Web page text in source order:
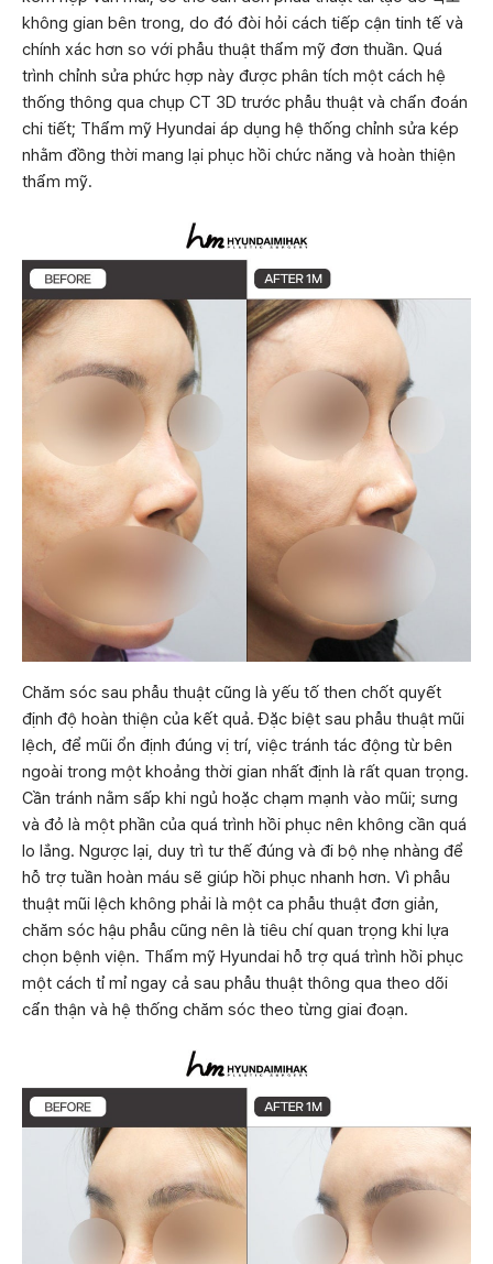
không gian bên trong, do đó đòi hỏi cách tiếp cận tinh tế và
chính xác hơn so với phẫu thuật thẩm mỹ đơn thuần. Quá
trình chỉnh sửa phức hợp này được phân tích một cách hệ
thống thông qua chụp CT 3D trước phẫu thuật và chẩn đoán
chi tiết; Thẩm mỹ Hyundai áp dụng hệ thống chỉnh sửa kép
nhằm đồng thời mang lại phục hồi chức năng và hoàn thiện
thẩm mỹ.
Chăm sóc sau phẫu thuật cũng là yếu tố then chốt quyết
định độ hoàn thiện của kết quả. Đặc biệt sau phẫu thuật mũi
lệch, để mũi ổn định đúng vị trí, việc tránh tác động từ bên
ngoài trong một khoảng thời gian nhất định là rất quan trọng.
Cần tránh nằm sấp khi ngủ hoặc chạm mạnh vào mũi; sưng
và đỏ là một phần của quá trình hồi phục nên không cần quá
lo lắng. Ngược lại, duy trì tư thế đúng và đi bộ nhẹ nhàng để
hỗ trợ tuần hoàn máu sẽ giúp hồi phục nhanh hơn. Vì phẫu
thuật mũi lệch không phải là một ca phẫu thuật đơn giản,
chăm sóc hậu phẫu cũng nên là tiêu chí quan trọng khi lựa
chọn bệnh viện. Thẩm mỹ Hyundai hỗ trợ quá trình hồi phục
một cách tỉ mỉ ngay cả sau phẫu thuật thông qua theo dõi
cẩn thận và hệ thống chăm sóc theo từng giai đoạn.